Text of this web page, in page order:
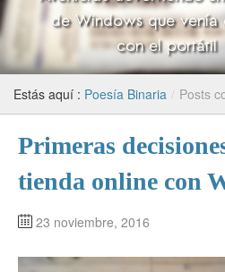
Estás aquí : Poesía Binaria / Posts
Primeras
tienda online con
23 noviembre, 2016